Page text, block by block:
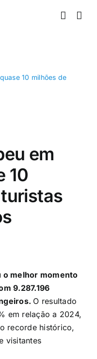
10 milhões de
em
10
o melhor momento
9.287.196
O resultado
em relação a 2024,
recorde histórico,
visitantes